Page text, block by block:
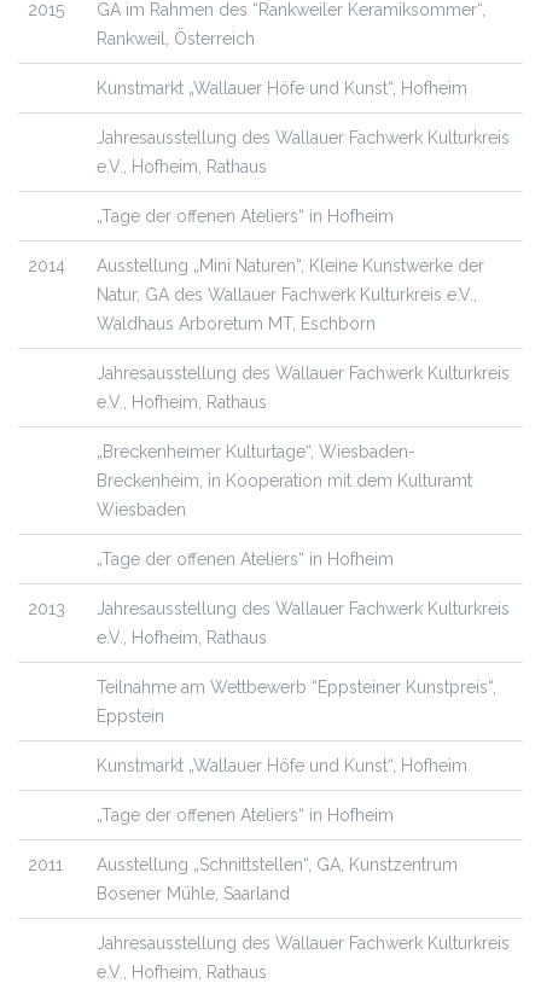
2015
GA im Rahmen des “Rankweiler Keramiksommer“,
Rankweil, Österreich
Kunstmarkt „Wallauer Höfe und Kunst“, Hofheim
Jahresausstellung des Wallauer Fachwerk Kulturkreis
e.V., Hofheim, Rathaus
„Tage der offenen Ateliers“ in Hofheim
2014
Ausstellung „Mini Naturen“, Kleine Kunstwerke der
Natur, GA des Wallauer Fachwerk Kulturkreis e.V.,
Waldhaus Arboretum MT, Eschborn
Jahresausstellung des Wallauer Fachwerk Kulturkreis
e.V., Hofheim, Rathaus
„Breckenheimer Kulturtage“, Wiesbaden-
Breckenheim, in Kooperation mit dem Kulturamt
Wiesbaden
„Tage der offenen Ateliers“ in Hofheim
2013
Jahresausstellung des Wallauer Fachwerk Kulturkreis
e.V., Hofheim, Rathaus
Teilnahme am Wettbewerb “Eppsteiner Kunstpreis“,
Eppstein
Kunstmarkt „Wallauer Höfe und Kunst“, Hofheim
„Tage der offenen Ateliers“ in Hofheim
2011
Ausstellung „Schnittstellen“, GA, Kunstzentrum
Bosener Mühle, Saarland
Jahresausstellung des Wallauer Fachwerk Kulturkreis
e.V., Hofheim, Rathaus